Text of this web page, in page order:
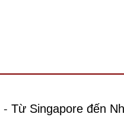
- Từ Singapore đến